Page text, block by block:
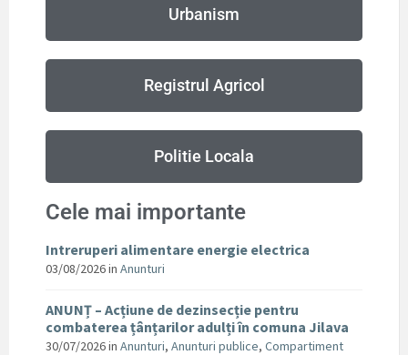
Urbanism
Registrul Agricol
Politie Locala
Cele mai importante
Intreruperi alimentare energie electrica
03/08/2026in Anunturi
ANUNȚ – Acțiune de dezinsecție pentru
combaterea țânțarilor adulți în comuna Jilava
30/07/2026in Anunturi, Anunturi publice, Compartiment